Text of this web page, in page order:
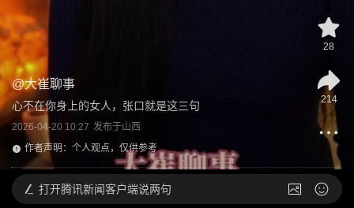
@大崔聊事
心不在你身上的女人，张口就是这三句
2026-04-20 10:27 发布于山西
作者声明：个人观点，仅供参考
28
214
打开腾讯新闻客户端说两句